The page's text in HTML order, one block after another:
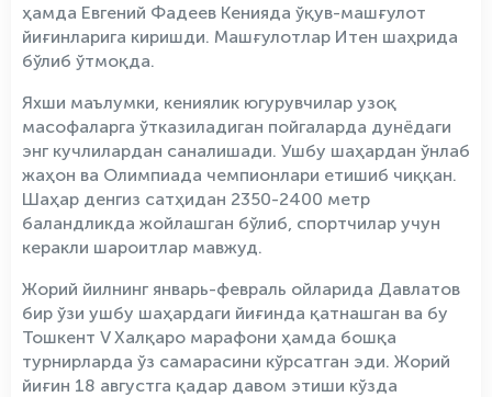
ҳамда Евгений Фадеев Кенияда ўқув-машғулот
йиғинларига киришди. Машғулотлар Итен шаҳрида
бўлиб ўтмоқда.
Яхши маълумки, кениялик югурувчилар узоқ
масофаларга ўтказиладиган пойгаларда дунёдаги
энг кучлилардан саналишади. Ушбу шаҳардан ўнлаб
жаҳон ва Олимпиада чемпионлари етишиб чиққан.
Шаҳар денгиз сатҳидан 2350-2400 метр
баландликда жойлашган бўлиб, спортчилар учун
керакли шароитлар мавжуд.
Жорий йилнинг январь-февраль ойларида Давлатов
бир ўзи ушбу шаҳардаги йиғинда қатнашган ва бу
Тошкент V Халқаро марафони ҳамда бошқа
турнирларда ўз самарасини кўрсатган эди. Жорий
йиғин 18 августга қадар давом этиши кўзда